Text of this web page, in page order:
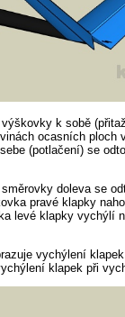
k sobě
ocasních ploch
(potlačení) se
doleva se
pravé klapky
levé klapky vychýlí
vychýlení
klapek při